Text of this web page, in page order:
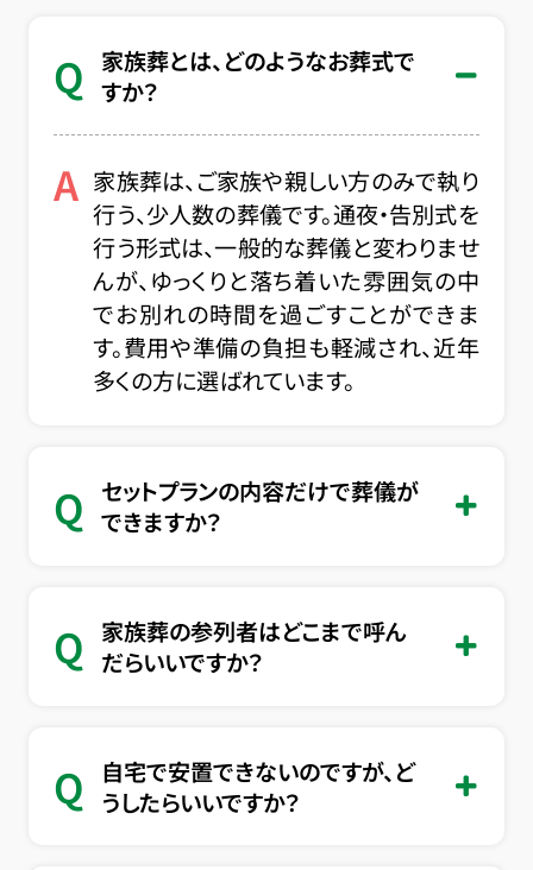
Q
家族葬とは、どのようなお葬式で
すか？
A 家族葬は、ご家族や親しい方のみで執り
行う、少人数の葬儀です。通夜・告別式を
行う形式は、一般的な葬儀と変わりませ
んが、ゆっくりと落ち着いた雰囲気の中
でお別れの時間を過ごすことができま
す。費用や準備の負担も軽減され、近年
多くの方に選ばれています。
Q
セットプランの内容だけで葬儀が
できますか？
Q
家族葬の参列者はどこまで呼ん
だらいいですか？
Q
自宅で安置できないのですが、ど
うしたらいいですか？